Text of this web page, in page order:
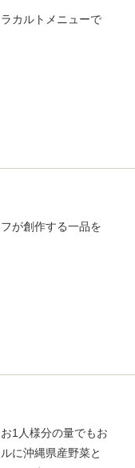
カルトメニューで
が創作する一品を
1人様分の量でもお
に沖縄県産野菜と